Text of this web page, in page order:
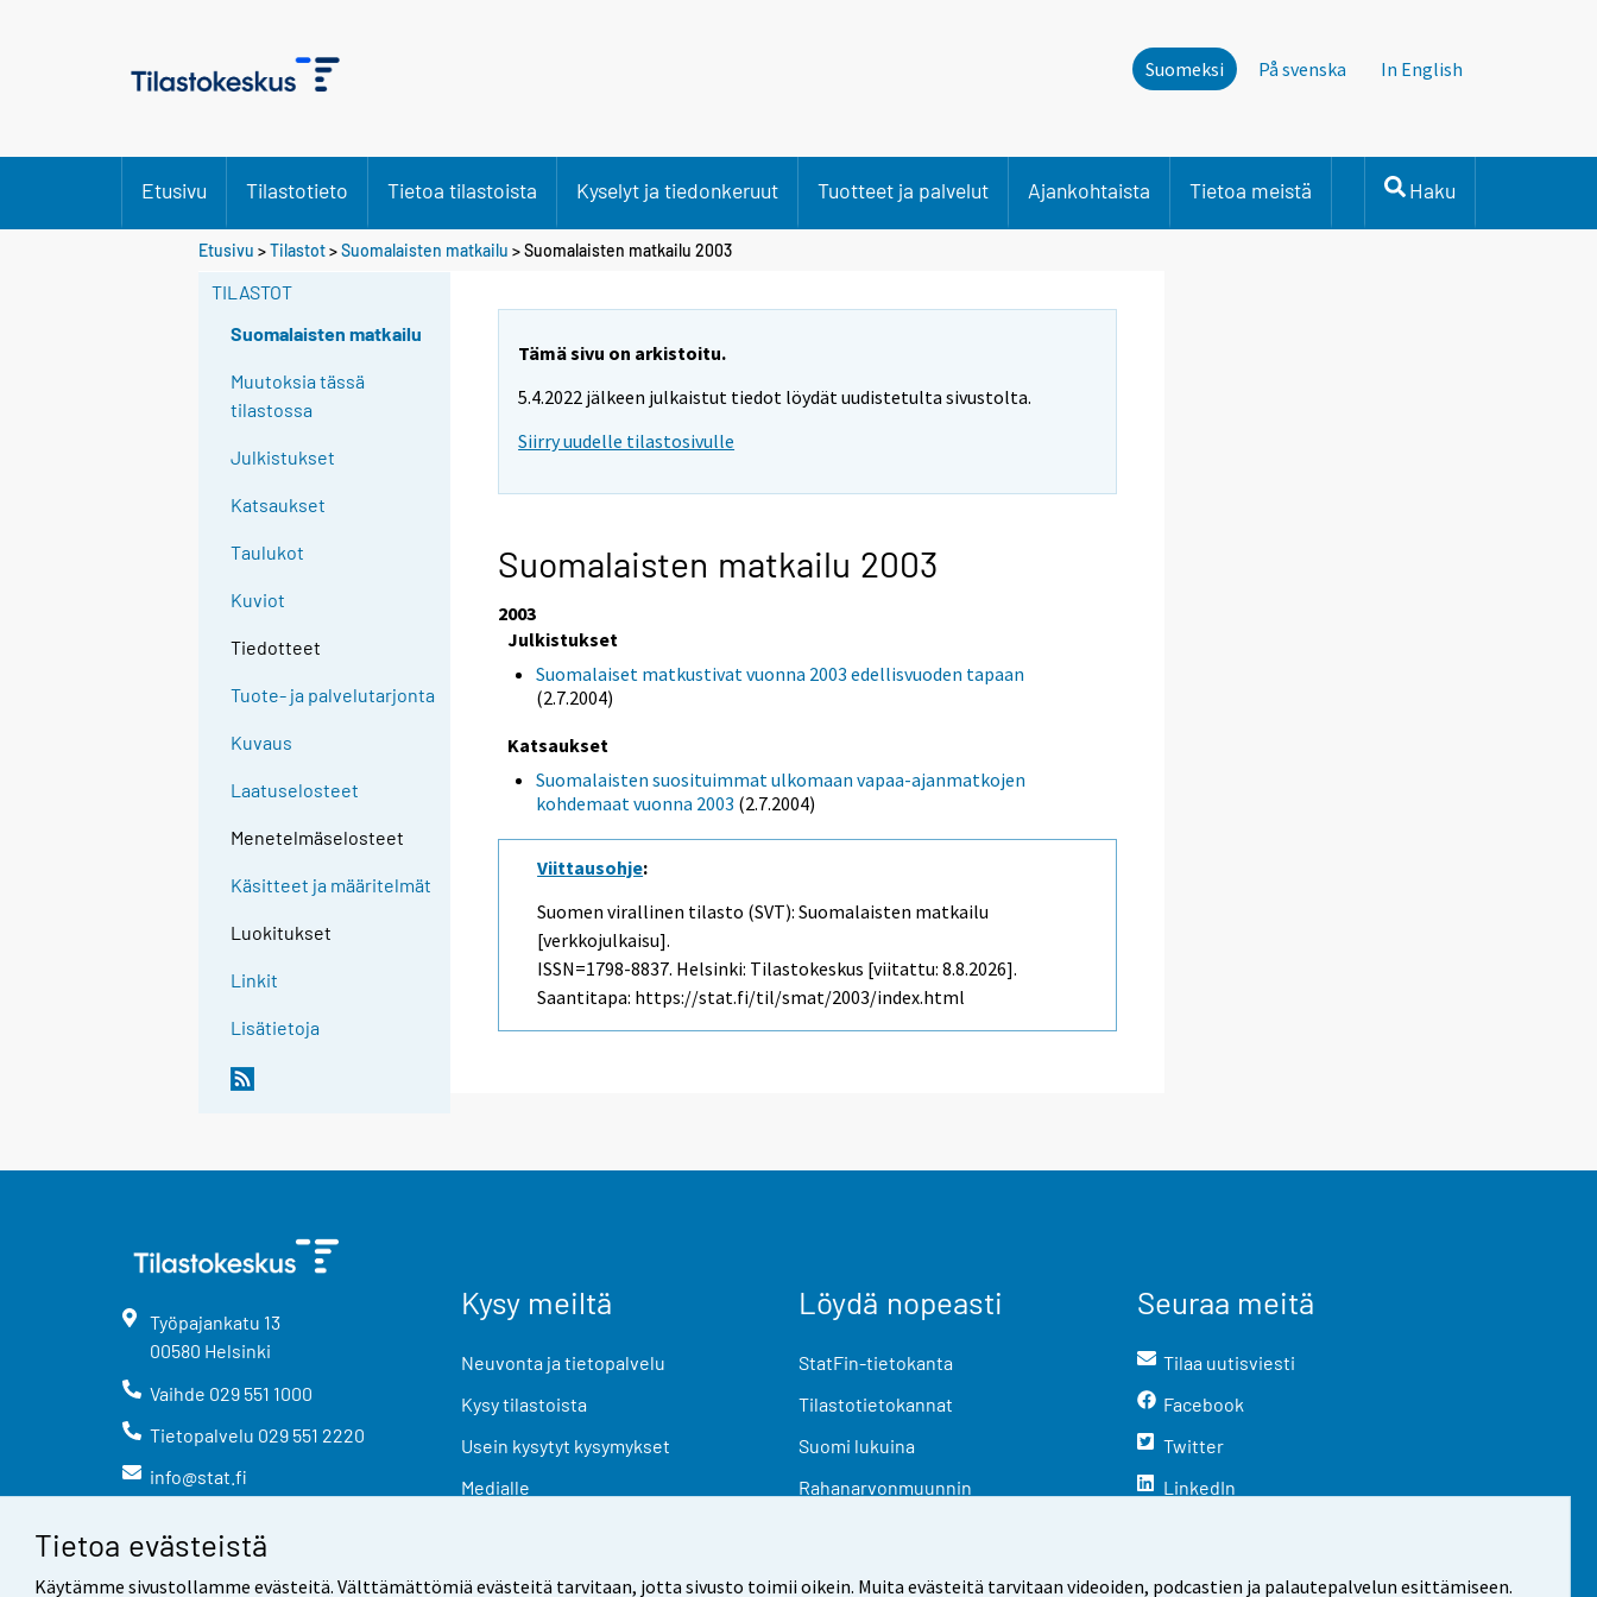
Tietoa evästeistä
Käytämme sivustollamme evästeitä. Välttämättömiä evästeitä tarvitaan, jotta sivusto toimii oikein. Muita evästeitä tarvitaan videoiden, podcastien ja palautepalvelun esittämiseen.
Suomeksi På svenska In English
Etusivu Tilastotieto Tietoa tilastoista Kyselyt ja tiedonkeruut Tuotteet ja palvelut Ajankohtaista Tietoa meistä Haku
Etusivu >Tilastot>Suomalaisten matkailu > Suomalaisten matkailu 2003
TILASTOT
Suomalaisten matkailu
Muutoksia tässä
tilastossa
Julkistukset
Katsaukset
Taulukot
Kuviot
Tiedotteet
Tuote- ja palvelutarjonta
Kuvaus
Laatuselosteet
Menetelmäselosteet
Käsitteet ja määritelmät
Luokitukset
Linkit
Lisätietoja
Tämä sivu on arkistoitu.
5.4.2022 jälkeen julkaistut tiedot löydät uudistetulta sivustolta.
Siirry uudelle tilastosivulle
Suomalaisten matkailu 2003
2003
Julkistukset
Suomalaiset matkustivat vuonna 2003 edellisvuoden tapaan
(2.7.2004)
Katsaukset
Suomalaisten suosituimmat ulkomaan vapaa-ajanmatkojen
kohdemaat vuonna 2003 (2.7.2004)
Viittausohje:
Suomen virallinen tilasto (SVT): Suomalaisten matkailu
[verkkojulkaisu].
ISSN=1798-8837. Helsinki: Tilastokeskus [viitattu: 8.8.2026].
Saantitapa: https://stat.fi/til/smat/2003/index.html
Työpajankatu 13
00580 Helsinki
Vaihde 029 551 1000
Tietopalvelu 029 551 2220
info@stat.fi
Kysy meiltä
Neuvonta ja tietopalvelu
Kysy tilastoista
Usein kysytyt kysymykset
Medialle
Löydä nopeasti
StatFin-tietokanta
Tilastotietokannat
Suomi lukuina
Rahanarvonmuunnin
Seuraa meitä
Tilaa uutisviesti
Facebook
Twitter
LinkedIn